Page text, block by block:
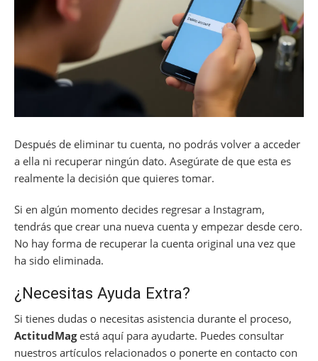
Después de eliminar tu cuenta, no podrás volver a acceder
a ella ni recuperar ningún dato. Asegúrate de que esta es
realmente la decisión que quieres tomar.
Si en algún momento decides regresar a Instagram,
tendrás que crear una nueva cuenta y empezar desde cero.
No hay forma de recuperar la cuenta original una vez que
ha sido eliminada.
¿Necesitas Ayuda Extra?
Si tienes dudas o necesitas asistencia durante el proceso,
ActitudMagestá aquí para ayudarte. Puedes consultar
nuestros artículos relacionados o ponerte en contacto con